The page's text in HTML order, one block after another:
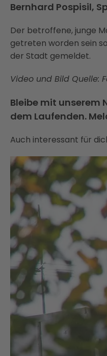
Bernhard Pospisil,
Der betroffene, junge
getreten worden sein
der Stadt gemeldet.
Video und Bild Quelle:
Bleibe mit unserem
dem Laufenden.
Auch interessant für